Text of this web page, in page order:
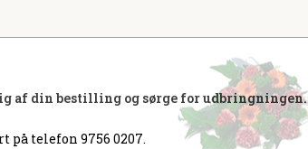
af din bestilling og sørge for udbringningen.
på telefon 9756 0207.